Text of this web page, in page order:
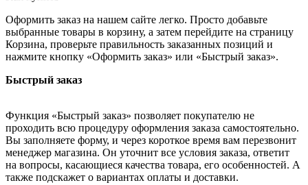
Оформить заказ на нашем сайте легко. Просто добавьте
выбранные товары в корзину, а затем перейдите на страницу
Корзина, проверьте правильность заказанных позиций и
нажмите кнопку «Оформить заказ» или «Быстрый заказ».
Быстрый заказ
Функция «Быстрый заказ» позволяет покупателю не
проходить всю процедуру оформления заказа самостоятельно.
Вы заполняете форму, и через короткое время вам перезвонит
менеджер магазина. Он уточнит все условия заказа, ответит
на вопросы, касающиеся качества товара, его особенностей. А
также подскажет о вариантах оплаты и доставки.